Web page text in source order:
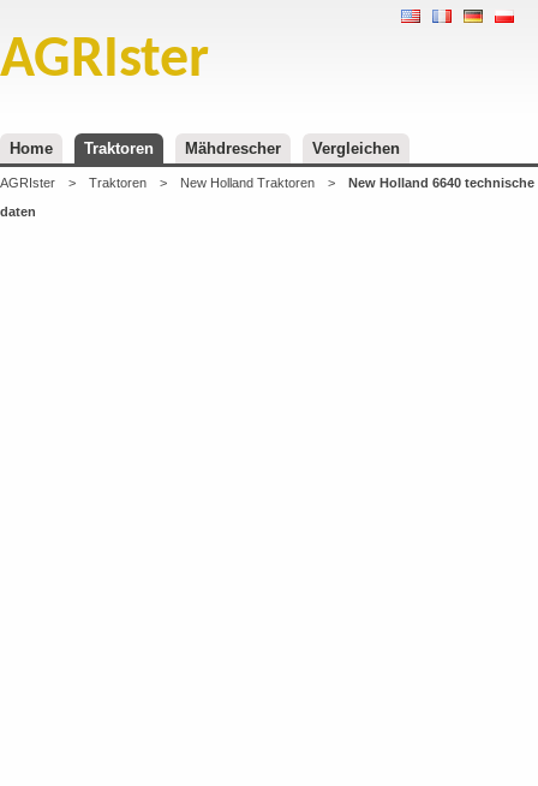
AGRIster
Home Traktoren Mähdrescher Vergleichen
AGRIster > Traktoren > New Holland Traktoren >
New Holland 6640 technische
daten